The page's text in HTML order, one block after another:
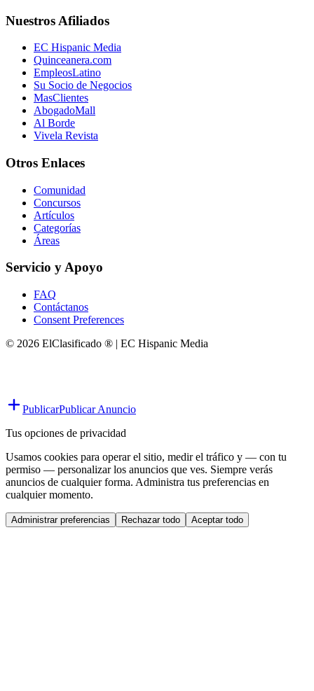
Nuestros Afiliados
EC Hispanic Media
Quinceanera.com
EmpleosLatino
Su Socio de Negocios
MasClientes
AbogadoMall
Al Borde
Vivela Revista
Otros Enlaces
Comunidad
Concursos
Artículos
Categorías
Áreas
Servicio y Apoyo
FAQ
Contáctanos
Consent Preferences
© 2026 ElClasificado ® | EC Hispanic Media
PublicarPublicar Anuncio
Tus opciones de privacidad
Usamos cookies para operar el sitio, medir el tráfico y — con tu
permiso — personalizar los anuncios que ves. Siempre verás
anuncios de cualquier forma. Administra tus preferencias en
cualquier momento.
Administrar preferencias Rechazar todo Aceptar todo